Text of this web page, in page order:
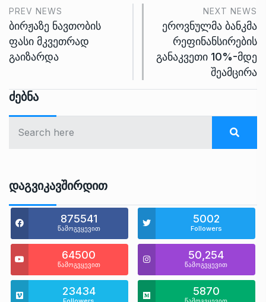
PREV NEWS
ბირჟაზე ნავთობის
ფასი მკვეთრად
გაიზარდა
NEXT NEWS
ეროვნულმა ბანკმა
რეფინანსირების
განაკვეთი 10%-მდე
შეამცირა
Ძებნა
Დაგვიკავშირდით
875541
წამოგვყევით
5002
Followers
64500
წამოგვყევით
50,254
წამოგვყევით
23434 5870